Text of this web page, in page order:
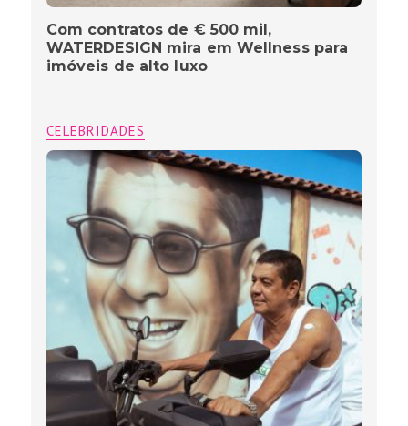
Com contratos de € 500 mil,
WATERDESIGN mira em Wellness para
imóveis de alto luxo
CELEBRIDADES